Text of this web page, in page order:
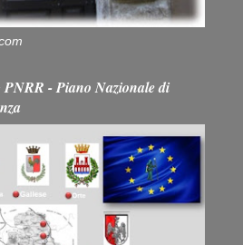
- Piano Nazionale di